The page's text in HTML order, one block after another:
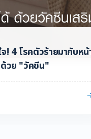
! 4 โรคตัวร้ายมากับหน้
วย "วัคซีน"